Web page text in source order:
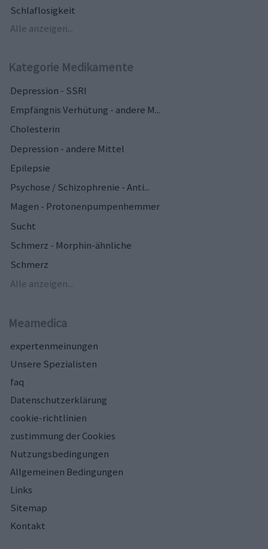
Schlaflosigkeit
Alle anzeigen...
Kategorie Medikamente
Depression - SSRI
Empfängnis Verhütung - andere M...
Cholesterin
Depression - andere Mittel
Epilepsie
Psychose / Schizophrenie - Anti...
Magen - Protonenpumpenhemmer
Sucht
Schmerz - Morphin-ähnliche
Schmerz
Alle anzeigen...
Meamedica
expertenmeinungen
Unsere Spezialisten
faq
Datenschutzerklärung
cookie-richtlinien
zustimmung der Cookies
Nutzungsbedingungen
Allgemeinen Bedingungen
Links
Sitemap
Kontakt